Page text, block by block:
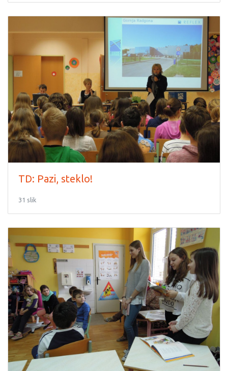
TD: Pazi, steklo!
31 slik